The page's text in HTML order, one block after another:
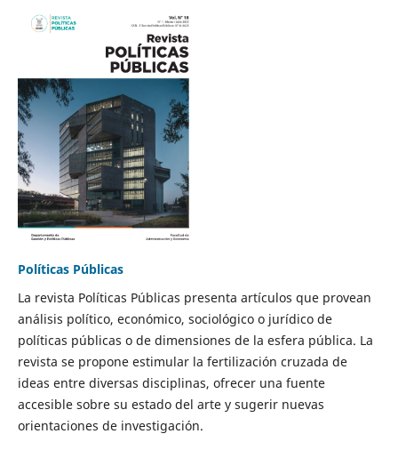
Políticas Públicas
La revista Políticas Públicas presenta artículos que provean
análisis político, económico, sociológico o jurídico de
políticas públicas o de dimensiones de la esfera pública. La
revista se propone estimular la fertilización cruzada de
ideas entre diversas disciplinas, ofrecer una fuente
accesible sobre su estado del arte y sugerir nuevas
orientaciones de investigación.